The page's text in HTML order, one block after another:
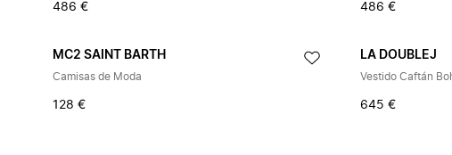
486 € 486 €
MC2 SAINT BARTH
Camisas de Moda
128 €
LA DOUBLEJ
Vestido Caftán
645 €